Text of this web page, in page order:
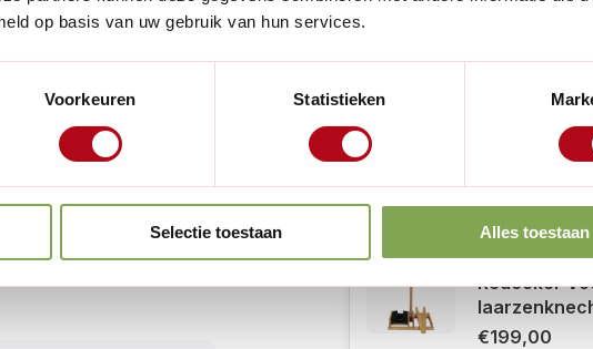
op basis van uw gebruik van hun services.
Voorkeuren Statistieken
Selectie toestaan Alles toestaan
plekken in huis: met
2,5 cm past het
van 15 cm,
lijnolie om het
kun je het rek zelfs
is, maar ook
Overige kenmerken
Aantal artikelen in
Verpakkingsinhoud:
Aquamarijn
Gekookt -
€13,95
Redecker
€199,00